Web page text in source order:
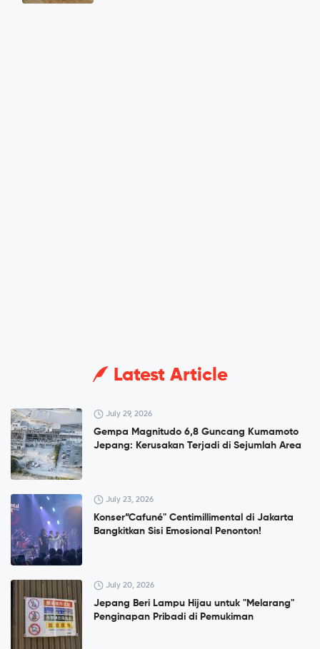
Latest Article
July 29, 2026
Gempa Magnitudo 6,8 Guncang Kumamoto
Jepang: Kerusakan Terjadi di Sejumlah Area
July 23, 2026
Konser”Cafuné" Centimillimental di Jakarta
Bangkitkan Sisi Emosional Penonton!
July 20, 2026
Jepang Beri Lampu Hijau untuk "Melarang"
Penginapan Pribadi di Pemukiman